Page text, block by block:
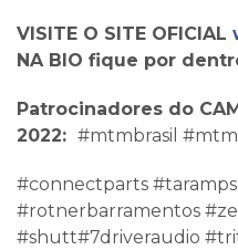
VISITE O SITE OFICIAL
NA BIO fique por
Patrocinadores do
2022: #mtmbrasil
#connectparts
#rotnerbarramentos
#shutt#7driveraudio